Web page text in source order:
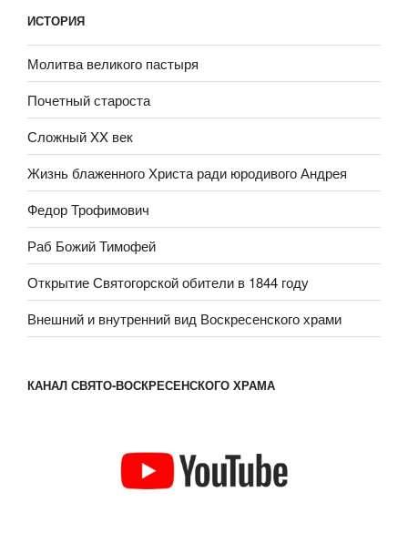
ИСТОРИЯ
Молитва великого пастыря
Почетный староста
Сложный XX век
Жизнь блаженного Христа ради юродивого Андрея
Федор Трофимович
Раб Божий Тимофей
Открытие Святогорской обители в 1844 году
Внешний и внутренний вид Воскресенского храми
КАНАЛ СВЯТО-ВОСКРЕСЕНСКОГО ХРАМА